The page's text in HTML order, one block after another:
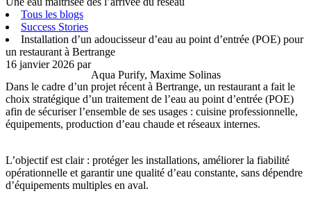
Tous les blogs
Success Stories
Installation d’un adoucisseur d’eau au point d’entrée (POE) pour
un restaurant à Bertrange
16 janvier 2026 par
Aqua Purify, Maxime Solinas
Dans le cadre d’un projet récent à Bertrange, un restaurant a fait le
choix stratégique d’un traitement de l’eau au point d’entrée (POE)
afin de sécuriser l’ensemble de ses usages : cuisine professionnelle,
équipements, production d’eau chaude et réseaux internes.
L’objectif est clair : protéger les installations, améliorer la fiabilité
opérationnelle et garantir une qualité d’eau constante, sans dépendre
d’équipements multiples en aval.